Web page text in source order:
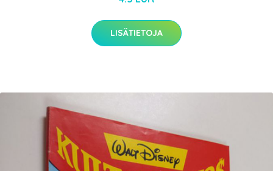
LISÄTIETOJA